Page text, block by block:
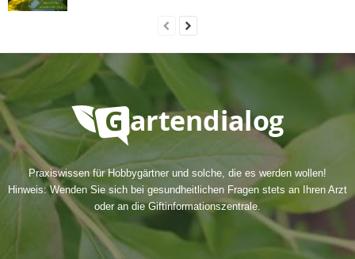
Praxiswissen für Hobbygärtner und solche, die es werden wollen!
Hinweis: Wenden Sie sich bei gesundheitlichen Fragen stets an Ihren Arzt
oder an die Giftinformationszentrale.